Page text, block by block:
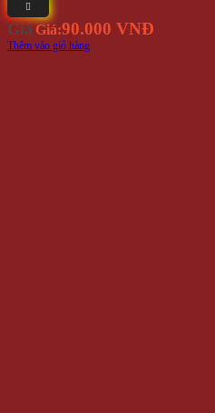
Giá Giá:90.000 VNĐ
Thêm vào giỏ hàng